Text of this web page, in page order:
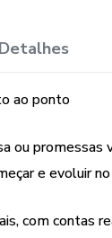
Detalhes
ao ponto
ou promessas
e evoluir
com contas